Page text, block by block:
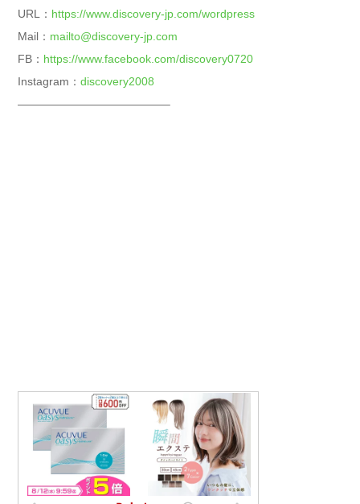
URL： https://www.discovery-jp.com/wordpress
Mail： mailto@discovery-jp.com
FB： https://www.facebook.com/discovery0720
Instagram： discovery2008
—————————————–